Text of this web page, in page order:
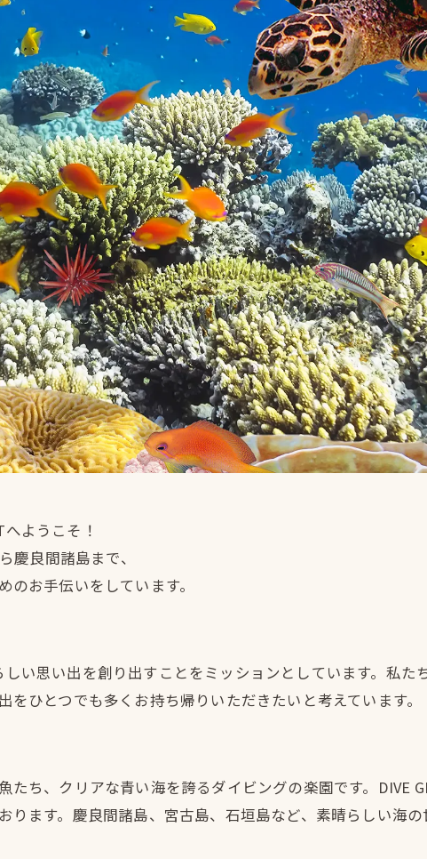
ようこそ！
慶良間諸島まで、
お手伝いをしています。
い思い出を創り出すことをミッションとしています。私
ひとつでも多くお持ち帰りいただきたいと考えています。
ち、クリアな青い海を誇るダイビングの楽園です。DIVE
ます。慶良間諸島、宮古島、石垣島など、素晴らしい海の